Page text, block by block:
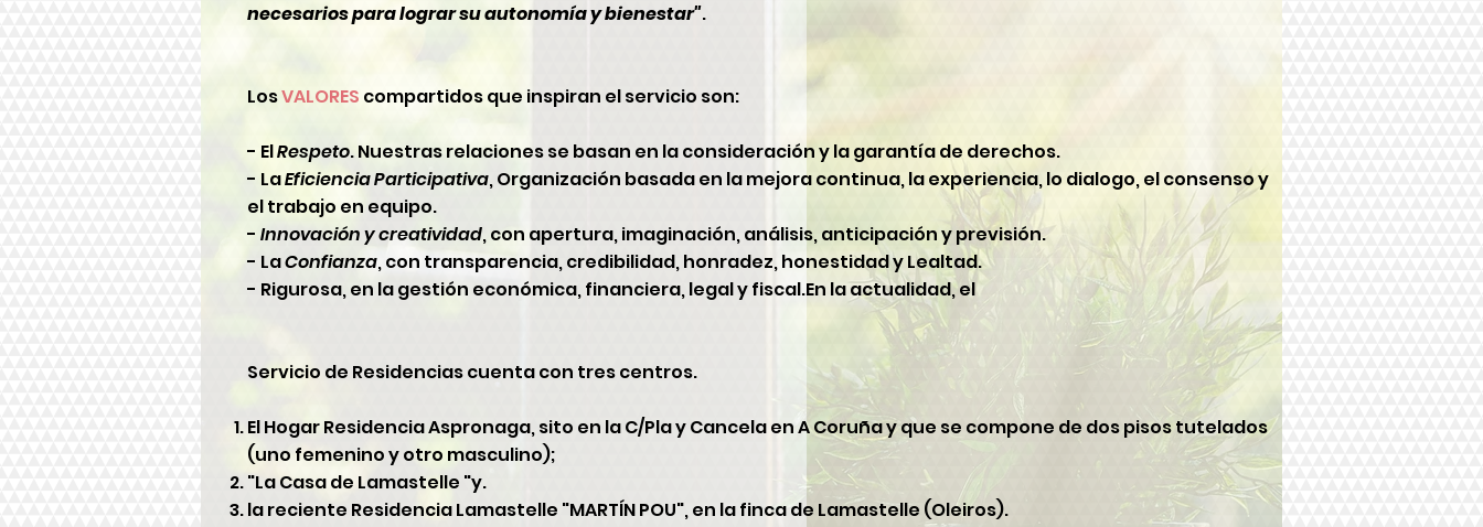
necesarios para lograr su autonomía y bienestar".
LosVALORES compartidos que inspiran el servicio son:
- ElRespeto. Nuestras relaciones se basan en la consideración y la garantía de derechos.
- LaEficiencia Participativa, Organización basada en la mejora continua, la experiencia, lo dialogo, el consenso y
el trabajo en equipo.
- Innovación y creatividad, con apertura, imaginación, análisis, anticipación y previsión.
- LaConfianza, con transparencia, credibilidad, honradez, honestidad y Lealtad.
- Rigurosa, en la gestión económica, financiera, legal y fiscal.En la actualidad, el
Servicio de Residencias cuenta con tres centros.
El Hogar Residencia Aspronaga, sito en la C/Pla y Cancela en A Coruña y que se compone de dos pisos tutelados
(uno femenino y otro masculino);
"La Casa de Lamastelle "y.
la reciente Residencia Lamastelle "MARTÍN POU", en la finca de Lamastelle (Oleiros).